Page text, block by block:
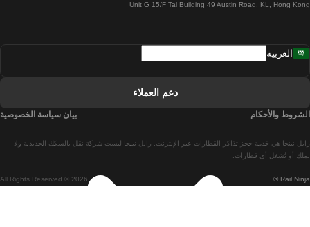
قطارات من لشبونة إلى مدريد
قطارات من مدريد إلى برشلونة
Unit G 15/F Tal Building 49 Austin Road, KL, Hong Kong
Rail Ninja ®
All Rights Reserved © 2026
رايل نينجا هي خدمة حجز تذاكر القطارات عبر الإنترنت. رايل نينجا ليست شركة نقل بالسكك الحديدية ولا
تملك أو تُشغل أي قطارات.
العربية
دعم العملاء
الشروط والأحكام بيان سياسة الخصوصية